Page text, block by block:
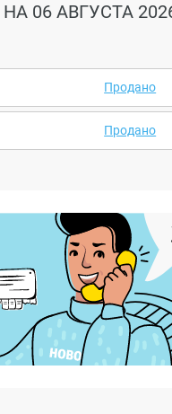
НА 06 АВГУСТА
Продано
Продано